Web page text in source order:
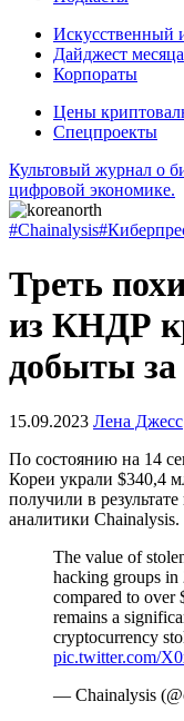
Искусственный
Дайджест месяца
Корпораты
Цены
Спецпроекты
Культовый журнал о
цифровой экономике.
#Chainalysis
Треть
из КНДР
добыты за
15.09.2023 Лена Джесс
По состоянию на 14
Кореи украли $340,4
получили в
аналитики Chainalysis.
The value of
hacking groups
compared to over
remains a
cryptocurrency
pic.twitter.com/
— Chainalysis